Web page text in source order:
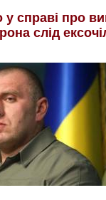
справі про
слід